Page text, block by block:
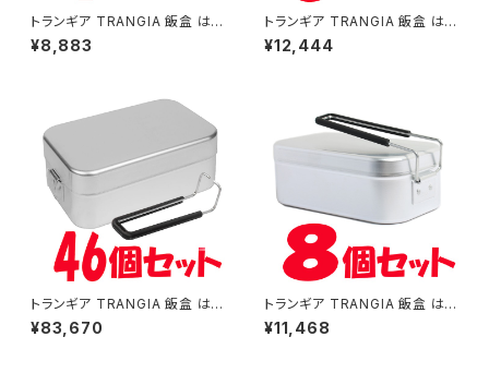
トランギア TRANGIA 飯盒 はん
ごう TR-209 ラージ メスティン
4個セット
¥8,883
トランギア TRANGIA 飯盒 はん
ごう TR-209 ラージ メスティン
6個セット
¥12,444
トランギア TRANGIA 飯盒 はん
ごう TR-209 ラージ メスティン
46個セット ケース売り
¥83,670
トランギア TRANGIA 飯盒 はん
ごう TR-210 メスティン 8個セ
ット
¥11,468